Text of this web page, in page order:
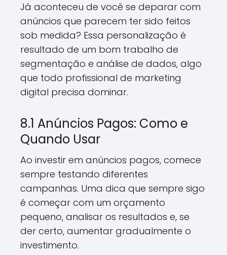
Já aconteceu de você se deparar com
anúncios que parecem ter sido feitos
sob medida? Essa personalização é
resultado de um bom trabalho de
segmentação e análise de dados, algo
que todo profissional de marketing
digital precisa dominar.
8.1 Anúncios Pagos: Como e
Quando Usar
Ao investir em anúncios pagos, comece
sempre testando diferentes
campanhas. Uma dica que sempre sigo
é começar com um orçamento
pequeno, analisar os resultados e, se
der certo, aumentar gradualmente o
investimento.